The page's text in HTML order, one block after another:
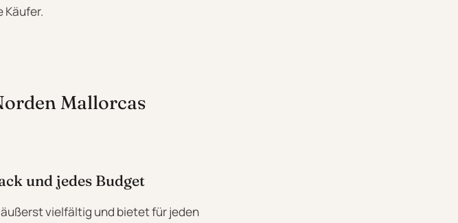
Käufer.
Mallorcas
und jedes Budget
vielfältig und bietet für jeden